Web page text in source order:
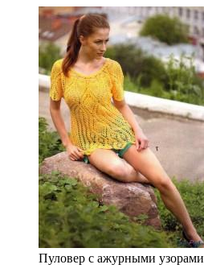
Пуловер с ажурными узорами